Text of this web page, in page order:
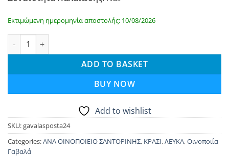
Εκτιμώμενη ημερομηνία αποστολής: 10/08/2026
Οινοποιία Γαβαλά Πόστα 2024 quantity
ADD TO BASKET
BUY NOW
Add to wishlist
SKU:gavalasposta24
Categories:ΑΝΑ ΟΙΝΟΠΟΙΕΙΟ ΣΑΝΤΟΡΙΝΗΣ, ΚΡΑΣΙ,ΛΕΥΚΑ,Οινοποιία
Γαβαλά